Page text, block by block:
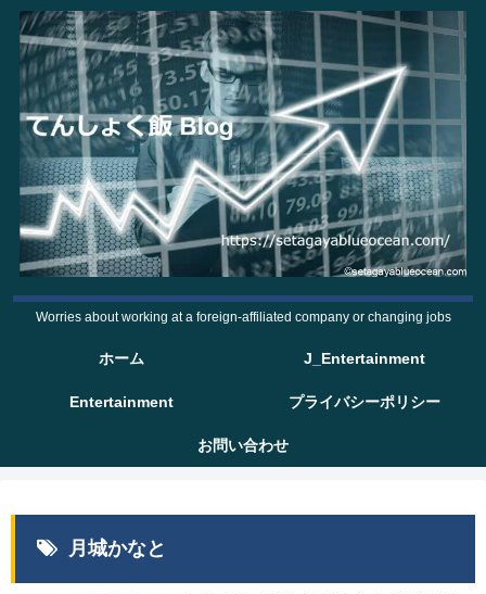
Worries about working at a foreign-affiliated company or changing jobs
ホーム J_Entertainment
Entertainment プライバシーポリシー
お問い合わせ
月城かなと